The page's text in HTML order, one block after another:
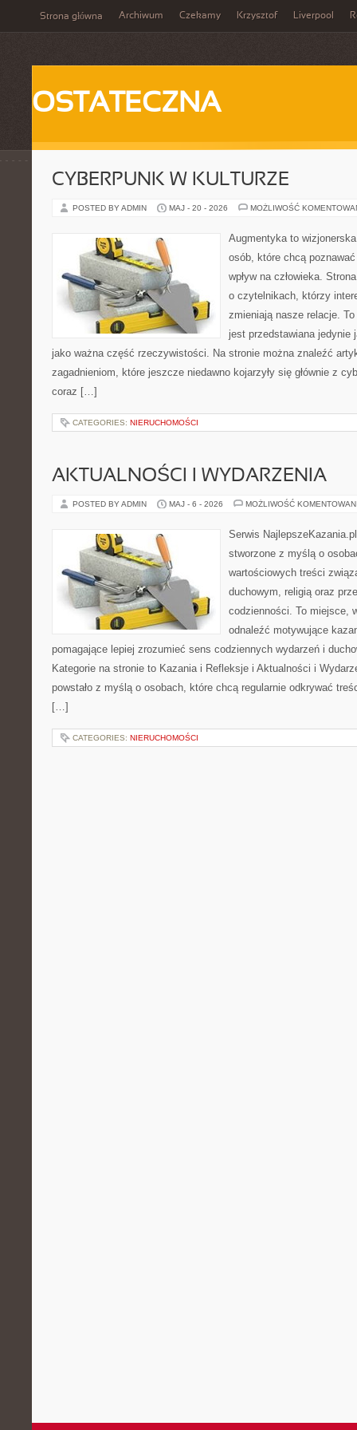
Strona główna Archiwum Czekamy Krzysztof Liverpool
OSTATECZNA
CYBERPUNK W KULTURZE
POSTED BY ADMIN MAJ - 20 - 2026 MOŻLIWOŚĆ
Augmentyka to
osób, które chcą
wpływ na człowieka.
o czytelnikach, którzy
zmieniają nasze relacje.
jest przedstawiana jedynie
jako ważna część rzeczywistości. Na stronie można znaleźć
zagadnieniom, które jeszcze niedawno kojarzyły się głównie z
coraz […]
CATEGORIES: NIERUCHOMOŚCI
AKTUALNOŚCI I WYDARZENIA
POSTED BY ADMIN MAJ - 6 - 2026 MOŻLIWOŚĆ
Serwis
stworzone z myślą o
wartościowych treści
duchowym, religią oraz
codzienności. To miejsce,
odnaleźć motywujące
pomagające lepiej zrozumieć sens codziennych wydarzeń i
Kategorie na stronie to Kazania i Refleksje i Aktualności i
powstało z myślą o osobach, które chcą regularnie odkrywać
[…]
CATEGORIES: NIERUCHOMOŚCI